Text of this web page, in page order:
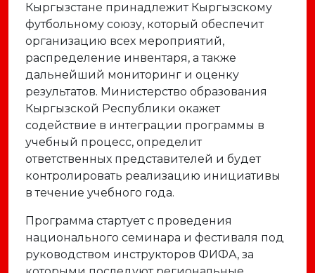
Кыргызстане принадлежит Кыргызскому
футбольному союзу, который обеспечит
организацию всех мероприятий,
распределение инвентаря, а также
дальнейший мониторинг и оценку
результатов. Министерство образования
Кыргызской Республики окажет
содействие в интеграции программы в
учебный процесс, определит
ответственных представителей и будет
контролировать реализацию инициативы
в течение учебного года.
Программа стартует с проведения
национального семинара и фестиваля под
руководством инструкторов ФИФА, за